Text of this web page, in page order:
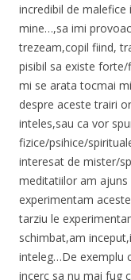
incredibil de
mine…,sa imi
trezeam,copil fiind,
pisibil sa existe
mi se arata tocmai
despre aceste trairi
inteles,sau ca vor
fizice/psihice/
interesat de mister/
meditatiilor am ajuns
experimentam
tarziu le
schimbat,am
inteleg…De exemplu
incerc sa nu mai fug